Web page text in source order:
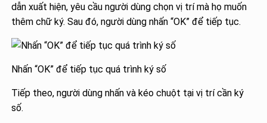
dẫn xuất hiện, yêu cầu người dùng chọn vị trí mà họ muốn
thêm chữ ký. Sau đó, người dùng nhấn “OK” để tiếp tục.
Nhấn “OK” để tiếp tục quá trình ký số
Tiếp theo, người dùng nhấn và kéo chuột tại vị trí cần ký
số.